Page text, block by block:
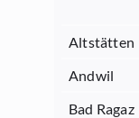
Altstätten
Andwil
Bad Ragaz